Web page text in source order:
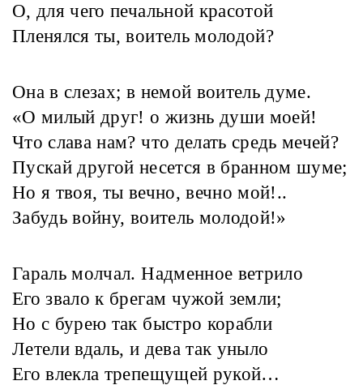
О, для чего печальной красотой
Пленялся ты, воитель молодой?
Она в слезах; в немой воитель думе.
«О милый друг! о жизнь души моей!
Что слава нам? что делать средь мечей?
Пускай другой несется в бранном шуме;
Но я твоя, ты вечно, вечно мой!..
Забудь войну, воитель молодой!»
Гараль молчал. Надменное ветрило
Его звало к брегам чужой земли;
Но с бурею так быстро корабли
Летели вдаль, и дева так уныло
Его влекла трепещущей рукой…